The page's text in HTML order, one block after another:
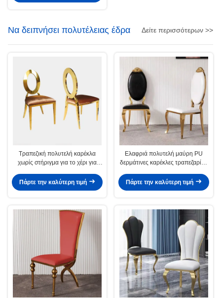
Να δειπνήσει πολυτέλειας έδρα Δείτε περισσότερων >>
Τραπεζική πολυτελή καρέκλα
χωρίς στήριγμα για το χέρι για
Πάρτε την καλύτερη τιμή
Ελαφριά πολυτελή μαύρη PU
δερμάτινες καρέκλες τραπεζαρίας
Πάρτε την καλύτερη τιμή